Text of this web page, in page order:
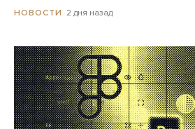
НОВОСТИ 2 дня назад